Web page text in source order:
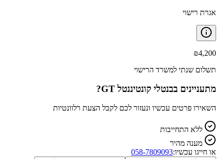
אגרת רישוי
₪4,200
תשלום שנתי למשרד הרישוי
מתעניינים בבנטלי קונטיננטל GT ?
השאירו פרטים עכשיו ונעזור לכם לקבל הצעת רלוונטיות
ללא התחייבות
מענה מהיר
או חייגו עכשיו:058-7809093